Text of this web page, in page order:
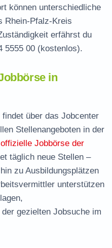
können unterschiedliche
Rhein-Pfalz-Kreis
erfährst du
5555 00 (kostenlos).
in
über das Jobcenter
Stellenangeboten in der
offizielle Jobbörse der
täglich neue Stellen –
zu Ausbildungsplätzen
unterstützen
gezielten Jobsuche im